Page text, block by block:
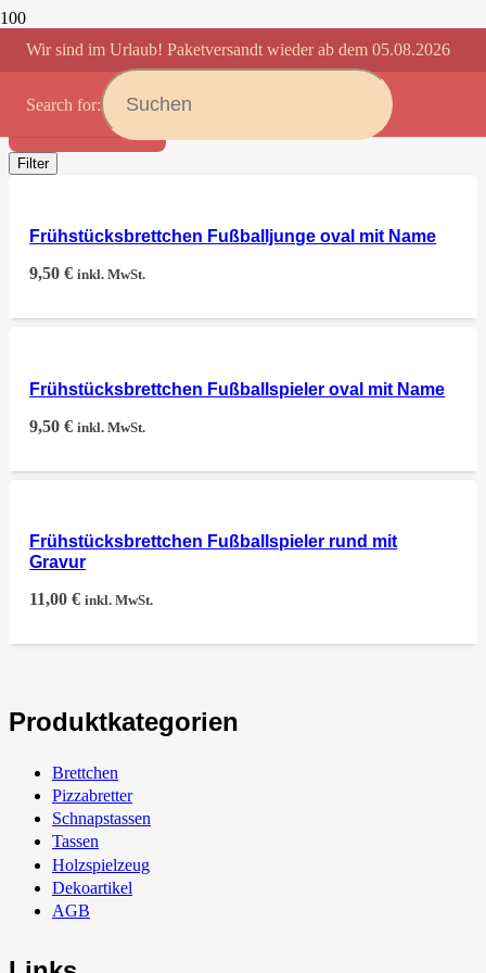
Wir sind im Urlaub! Paketversandt wieder ab dem 05.08.2026
Search for:
FUSSBALLFAN
Anwenden
Filter
Frühstücksbrettchen Fußballjunge oval mit Name
9,50€ inkl. MwSt.
Frühstücksbrettchen Fußballspieler oval mit Name
9,50€ inkl. MwSt.
Frühstücksbrettchen Fußballspieler rund mit
Gravur
11,00€ inkl. MwSt.
Produktkategorien
Brettchen
Pizzabretter
Schnapstassen
Tassen
Holzspielzeug
Dekoartikel
AGB